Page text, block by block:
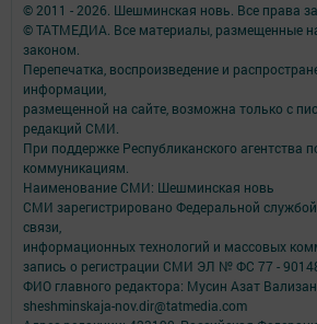
© 2011 - 2026. Шешминская новь. Все права
© ТАТМЕДИА. Все материалы, размещенные
законом.
Перепечатка, воспроизведение и
информации,
размещенной на сайте, возможна только с
редакций СМИ.
При поддержке Республиканского агентства
коммуникациям.
Наименование СМИ: Шешминская новь
СМИ зарегистрировано Федеральной
связи,
информационных технологий и массовых
запись о регистрации СМИ ЭЛ № ФС 77 -
ФИО главного редактора: Мусин Азат
sheshminskaja-nov.dir@tatmedia.com